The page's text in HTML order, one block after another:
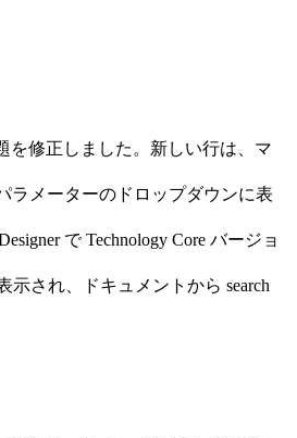
を修正しました。新しい行は、マ
ラメーターのドロップダウンに表
で Technology Core バージョ
示され、ドキュメントから search